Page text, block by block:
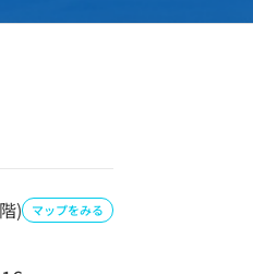
) マップをみる